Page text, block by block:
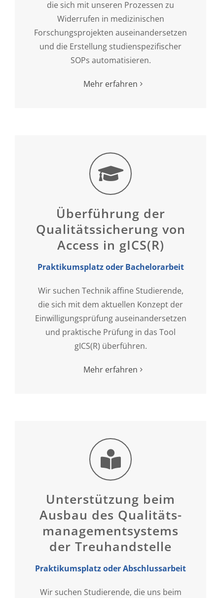
die sich mit unseren Prozessen zu
Widerrufen in medizinischen
Forschungsprojekten auseinandersetzen
und die Erstellung studienspezifischer
SOPs automatisieren.
Mehr erfahren
Überführung der
Qualitätssicherung von
Access in gICS(R)
Praktikumsplatz oder Bachelorarbeit
Wir suchen Technik affine Studierende,
die sich mit dem aktuellen Konzept der
Einwilligungsprüfung auseinandersetzen
und praktische Prüfung in das Tool
gICS(R) überführen.
Mehr erfahren
Unterstützung beim
Ausbau des Qualitäts-
managementsystems
der Treuhandstelle
Praktikumsplatz oder Abschlussarbeit
Wir suchen Studierende, die uns beim